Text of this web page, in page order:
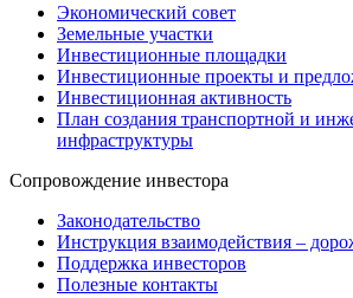
Экономический совет
Земельные участки
Инвестиционные площадки
Инвестиционные проекты и
Инвестиционная активность
План создания транспортной и
инфраструктуры
Сопровождение инвестора
Законодательство
Инструкция взаимодействия –
Поддержка инвесторов
Полезные контакты